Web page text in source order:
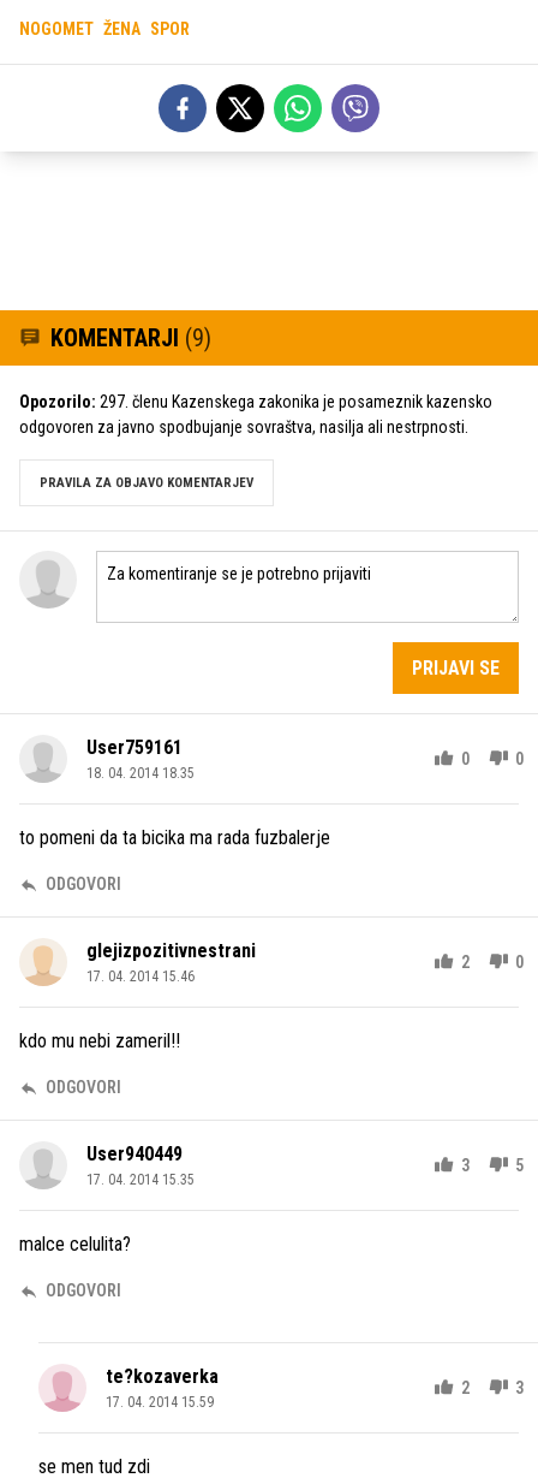
NOGOMET ŽENA SPOR
KOMENTARJI (9)
Opozorilo: 297. členu Kazenskega zakonika je posameznik kazensko
odgovoren za javno spodbujanje sovraštva, nasilja ali nestrpnosti.
PRAVILA ZA OBJAVO KOMENTARJEV
PRIJAVI SE
User759161
18. 04. 2014 18.35
0 0
to pomeni da ta bicika ma rada fuzbalerje
ODGOVORI
glejizpozitivnestrani
17. 04. 2014 15.46
2 0
kdo mu nebi zameril!!
ODGOVORI
User940449
17. 04. 2014 15.35
3 5
malce celulita?
ODGOVORI
te?kozaverka
17. 04. 2014 15.59
2 3
se men tud zdi